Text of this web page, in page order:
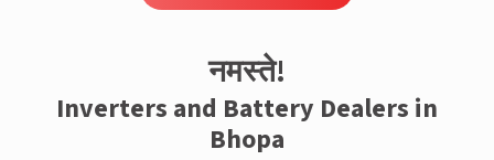
नमस्ते!
Inverters and Battery Dealers in
Bhopa